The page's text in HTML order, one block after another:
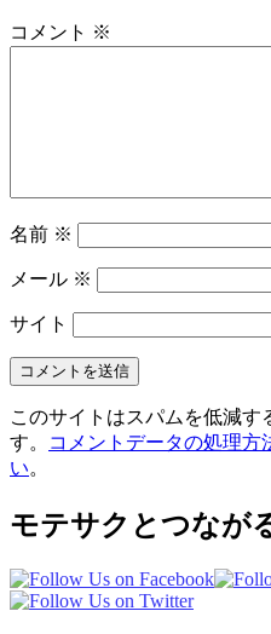
コメント ※
名前 ※
メール ※
サイト
このサイトはスパムを低減す
す。
コメントデータの処理方
い。
モテサクとつなが